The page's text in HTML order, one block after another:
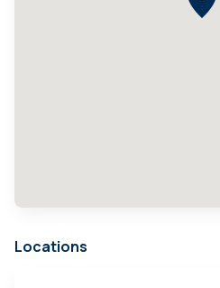
Locations